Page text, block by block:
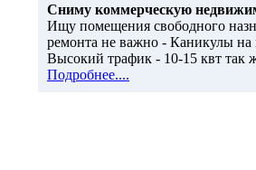
Сниму коммерческую
Ищу помещения свободного
ремонта не важно - Каникулы
Высокий трафик - 10-15 квт так
Подробнее....